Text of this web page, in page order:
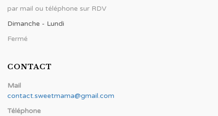
par mail ou téléphone sur RDV
Dimanche - Lundi
Fermé
CONTACT
Mail
contact.sweetmama@gmail.com
Téléphone